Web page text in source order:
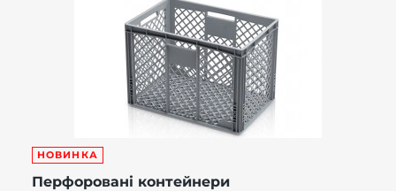
НОВИНКА
Перфоровані контейнери